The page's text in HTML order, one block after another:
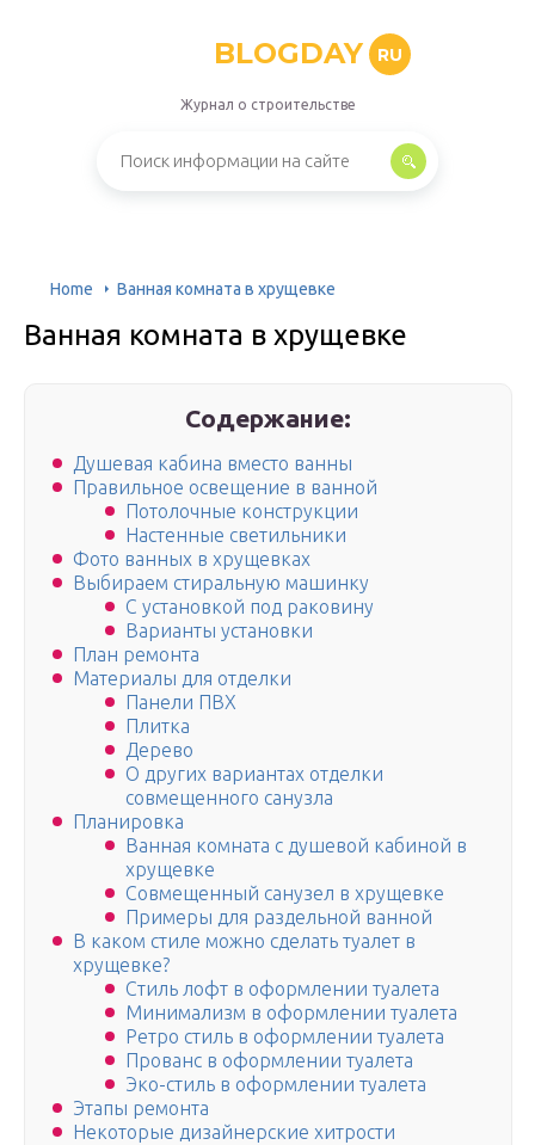
BLOGDAY RU
Журнал о строительстве
Home Ванная комната в хрущевке
Ванная комната в хрущевке
Содержание:
Душевая кабина вместо ванны
Правильное освещение в ванной
Потолочные конструкции
Настенные светильники
Фото ванных в хрущевках
Выбираем стиральную машинку
С установкой под раковину
Варианты установки
План ремонта
Материалы для отделки
Панели ПВХ
Плитка
Дерево
О других вариантах отделки
совмещенного санузла
Планировка
Ванная комната с душевой кабиной в
хрущевке
Совмещенный санузел в хрущевке
Примеры для раздельной ванной
В каком стиле можно сделать туалет в
хрущевке?
Стиль лофт в оформлении туалета
Минимализм в оформлении туалета
Ретро стиль в оформлении туалета
Прованс в оформлении туалета
Эко-стиль в оформлении туалета
Этапы ремонта
Некоторые дизайнерские хитрости